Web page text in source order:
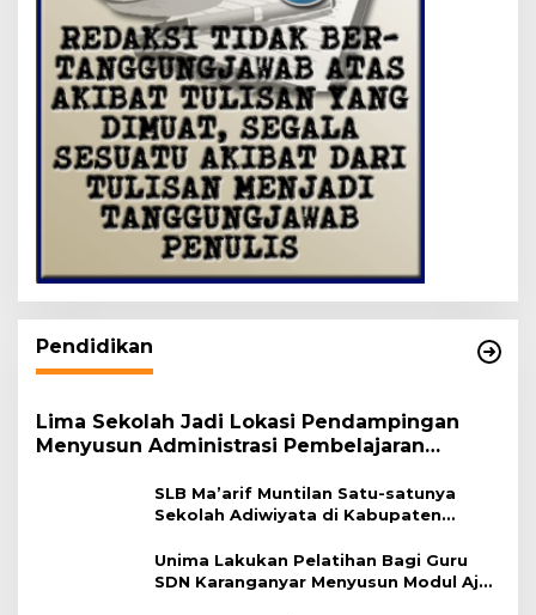
Pendidikan
Lima Sekolah Jadi Lokasi Pendampingan
Menyusun Administrasi Pembelajaran
SLB Ma’arif Muntilan Satu-satunya
Sekolah Adiwiyata di Kabupaten
Unima Lakukan Pelatihan Bagi Guru
SDN Karanganyar Menyusun Modul Ajar